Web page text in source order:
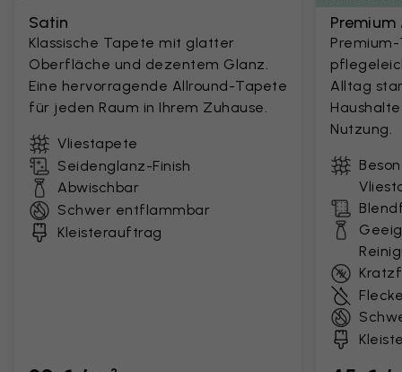
Satin
Klassische Tapete mit glatter
Oberfläche und dezentem Glanz.
Eine hervorragende Allround-Tapete
für jeden Raum in Ihrem Zuhause.
Vliestapete
Seidenglanz-Finish
Abwischbar
Schwer entflammbar
Kleisterauftrag
Alltag
Nutzung.